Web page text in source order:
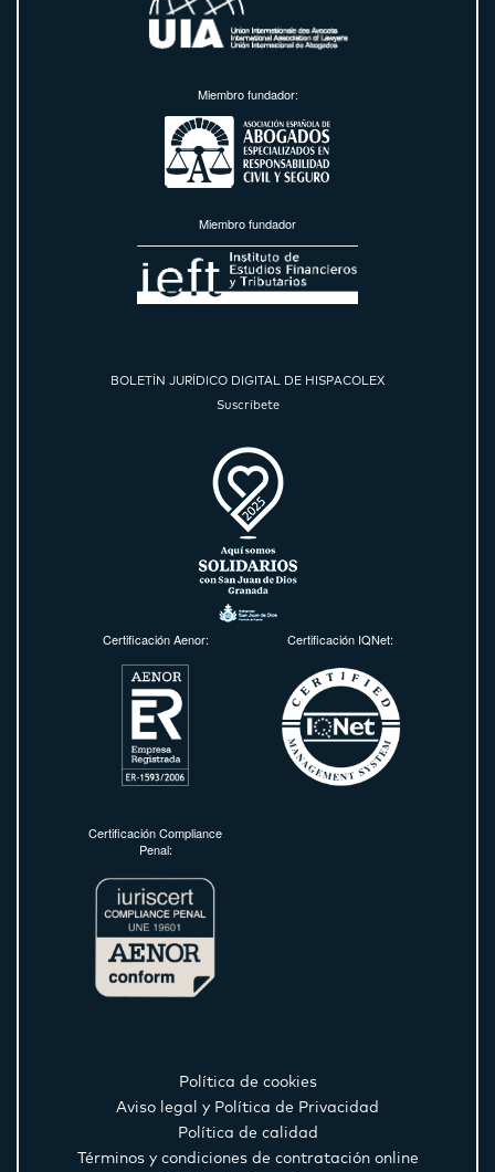
Miembro fundador:
Miembro fundador
BOLETÍN JURÍDICO DIGITAL DE HISPACOLEX
Suscríbete
Certificación Aenor: Certificación IQNet:
Certificación Compliance
Penal:
Política de cookies
Aviso legal y Política de Privacidad
Política de calidad
Términos y condiciones de contratación online